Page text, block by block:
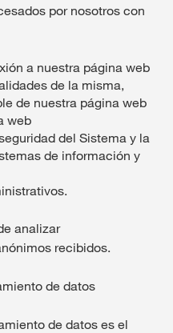
por nosotros con
a nuestra página web
de la misma,
de nuestra página web
web
del Sistema y la
de información y
analizar
recibidos.
de datos
de datos es el